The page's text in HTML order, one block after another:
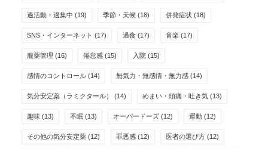
過活動・過集中 (19) 季節・天候 (18) 併発症状 (18)
SNS・インターネット (17) 過食 (17) 音楽 (17)
服薬管理 (16) 倦怠感 (15) 入院 (15)
感情のコントロール (14) 無気力・無感情・無力感 (14)
気分安定薬（ラミクタール） (14) めまい・頭痛・吐き気 (13)
趣味 (13) 不眠 (13) オーバードーズ (12) 運動 (12)
その他の気分安定薬 (12) 罪悪感 (12) 医者の選び方 (12)